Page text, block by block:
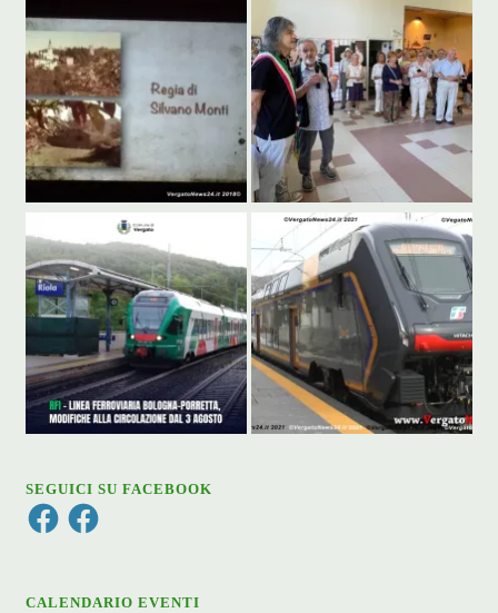
SEGUICI SU FACEBOOK
FacebookFacebook
CALENDARIO EVENTI